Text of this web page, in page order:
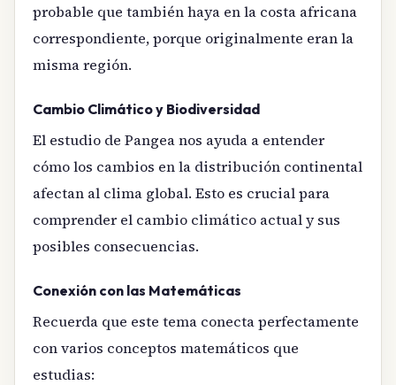
probable que también haya en la costa africana
correspondiente, porque originalmente eran la
misma región.
Cambio Climático y Biodiversidad
El estudio de Pangea nos ayuda a entender
cómo los cambios en la distribución continental
afectan al clima global. Esto es crucial para
comprender el cambio climático actual y sus
posibles consecuencias.
Conexión con las Matemáticas
Recuerda que este tema conecta perfectamente
con varios conceptos matemáticos que
estudias: